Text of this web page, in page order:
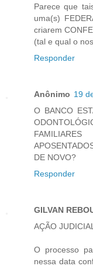
Parece que
uma(s)
criarem
(tal e qual o
Responder
Anônimo 19
O BANCO
DE NOVO?
Responder
GILVAN
AÇÃO
O processo
nessa data